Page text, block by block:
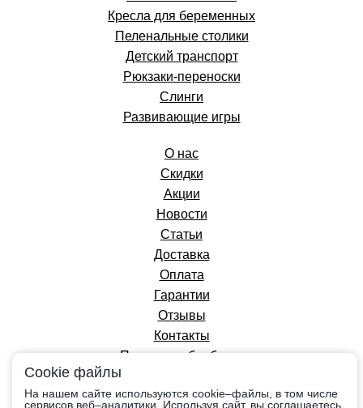
Кресла для беременных
Пеленальные столики
Детский транспорт
Рюкзаки-переноски
Слинги
Развивающие игры
О нас
Скидки
Акции
Новости
Статьи
Доставка
Оплата
Гарантии
Отзывы
Контакты
Политика обработки
персональных данных
Cookie файлы
На нашем сайте используются cookie–файлы, в том числе
сервисов веб–аналитики. Используя сайт, вы соглашаетесь